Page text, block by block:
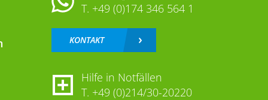
T. +49 (0)174 346 564 1
KONTAKT
Hilfe in Notfällen
T. +49 (0)214/30-20220